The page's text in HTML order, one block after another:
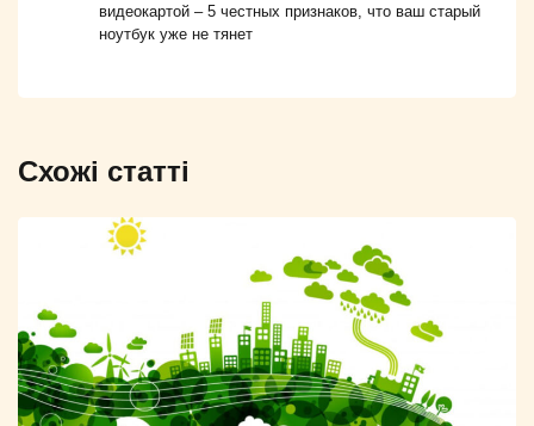
видеокартой – 5 честных признаков, что ваш старый
ноутбук уже не тянет
Схожі статті